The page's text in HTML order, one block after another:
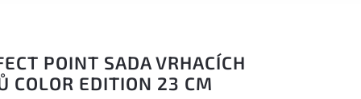
POINT SADA VRHACÍCH
COLOR EDITION 23 CM